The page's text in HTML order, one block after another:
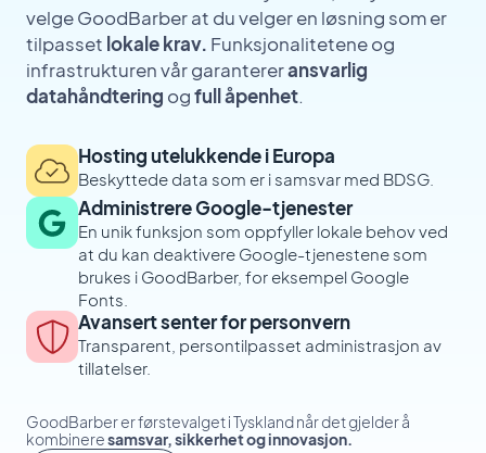
velge GoodBarber at du velger en løsning som er
tilpasset lokale krav. Funksjonalitetene og
infrastrukturen vår garantereransvarlig
datahåndtering ogfull åpenhet.
Hosting utelukkende i Europa
Beskyttede data som er i samsvar med BDSG.
Administrere Google-tjenester
En unik funksjon som oppfyller lokale behov ved
at du kan deaktivere Google-tjenestene som
brukes i GoodBarber, for eksempel Google
Fonts.
Avansert senter for personvern
Transparent, persontilpasset administrasjon av
tillatelser.
GoodBarber er førstevalget i Tyskland når det gjelder å
kombineresamsvar, sikkerhet og innovasjon.